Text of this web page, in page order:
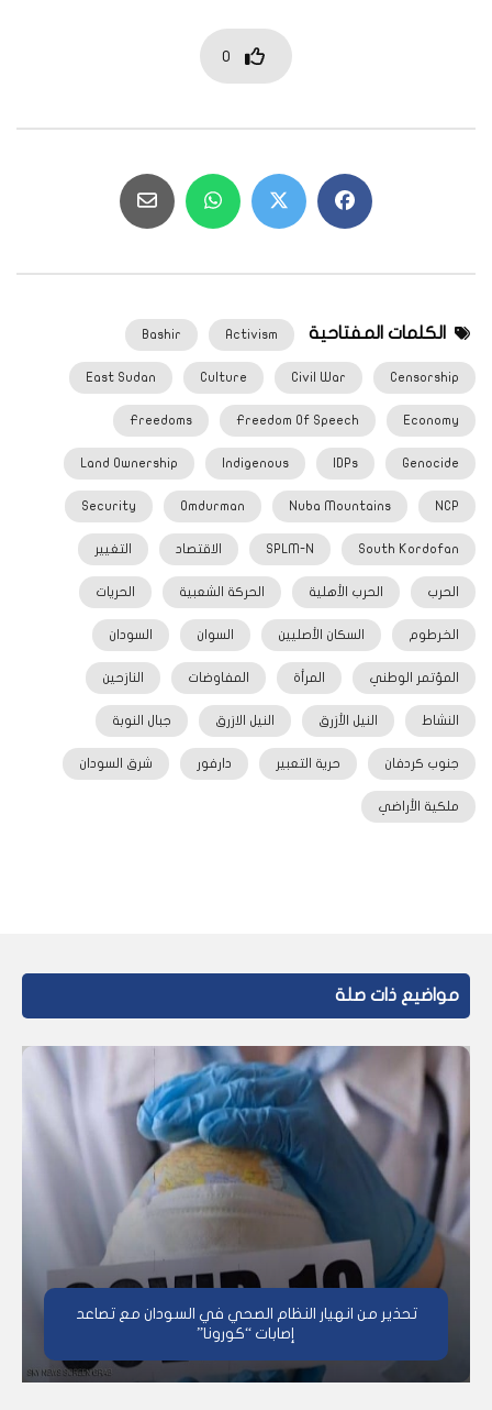
0
الكلمات المفتاحية Activism
Bashir
Censorship
Civil War
Culture
East Sudan
Economy
Freedom Of Speech
Freedoms
Genocide
IDPs
Indigenous
Land Ownership
NCP
Nuba Mountains
Omdurman
Security
South Kordofan
SPLM-N الاقتصاد التغيير
الحرب الحرب الأهلية الحركة الشعبية الحريات
الخرطوم السكان الأصليين السوان السودان
المؤتمر الوطني المرأة المفاوضات النازحين
النشاط النيل الأزرق النيل الازرق جبال النوبة
جنوب كردفان حرية التعبير دارفور شرق السودان
ملكية الأراضي
مواضيع ذات صلة
تحذير من انهيار النظام الصحي في السودان مع تصاعد
إصابات “كورونا”